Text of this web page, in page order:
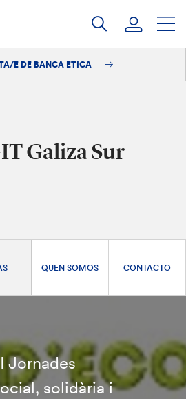
E DE BANCA ETICA
Galiza Sur
QUEN SOMOS CONTACTO
Jornades
solidària i